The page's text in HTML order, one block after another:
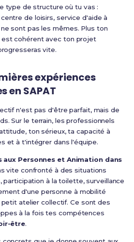
type de structure où tu vas :
de loisirs, service d'aide à
sont pas les mêmes. Plus ton
cohérent avec ton projet
vite.
expériences
en SAPAT
n'est pas d'être parfait, mais de
Sur le terrain, les professionnels
ton sérieux, ta capacité à
et à t'intégrer dans l'équipe.
aux Personnes et Animation dans
vite confronté à des situations
participation à la toilette, surveillance
d'une personne à mobilité
atelier collectif. Ce sont des
à la fois tes compétences
être.